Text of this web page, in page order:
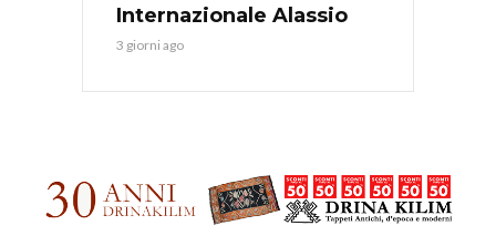
Internazionale Alassio
3 giorni ago